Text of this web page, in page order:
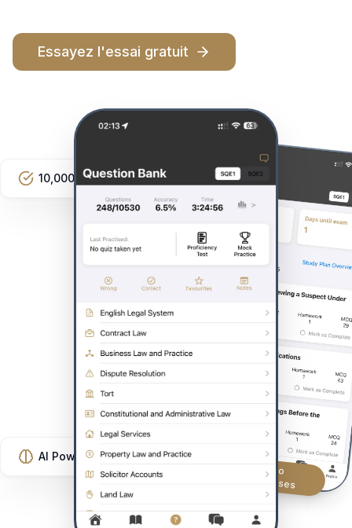
Essayez l'essai gratuit
Video
Courses
10,000+ Questions
AI Powered